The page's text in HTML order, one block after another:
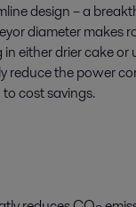
design – a
diameter makes
either drier cake or
reduce the power
cost savings.